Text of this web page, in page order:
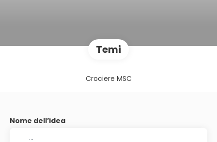
Temi
Crociere MSC
Nome dell’idea